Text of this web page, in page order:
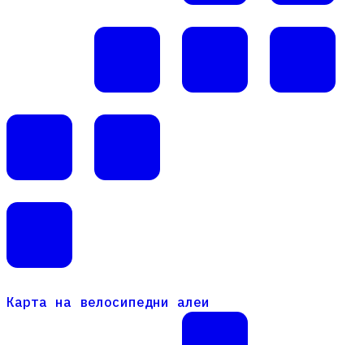
Карта на велосипедни алеи
Карта на велосипедни алеи